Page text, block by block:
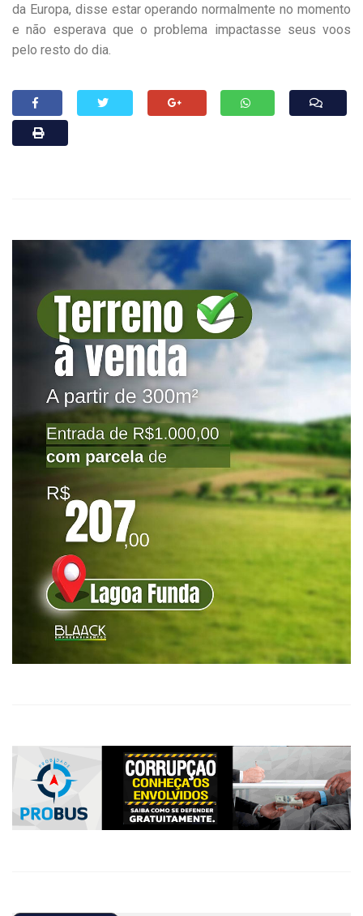
da Europa, disse estar operando normalmente no momento
e não esperava que o problema impactasse seus voos
pelo resto do dia.